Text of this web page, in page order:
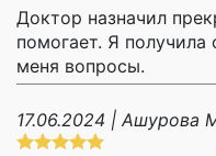
Доктор назначил
помогает. Я
меня вопросы.
17.06.2024 | Ашурова